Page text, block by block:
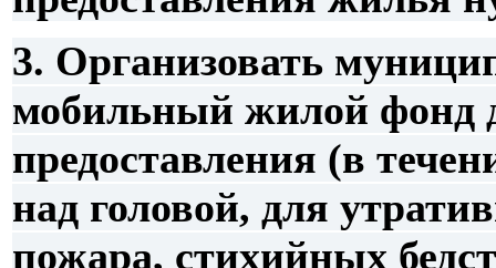
3. Организовать
мобильный жилой фонд
предоставления (в
над головой, для
пожара, стихийных